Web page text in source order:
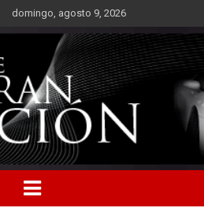
Saltardomingo, agosto 9, 2026